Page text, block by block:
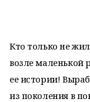
Кто только не
возле маленькой
ее истории!
из поколения в